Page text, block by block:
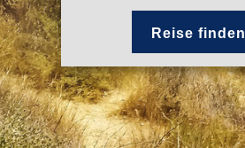
Reise finden